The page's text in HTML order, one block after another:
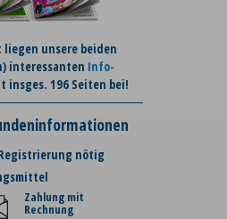
liegen unsere beiden
interessanten Info-
insges. 196 Seiten bei!
nötig
Zahlung mit
Rechnung